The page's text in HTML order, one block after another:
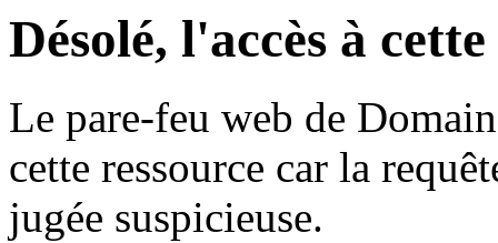
Désolé, l'accès à
Le pare-feu web de
cette ressource car la
jugée suspicieuse.